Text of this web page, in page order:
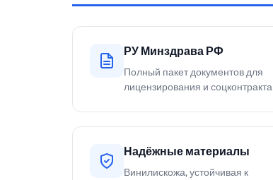
РУ Минздрава РФ
Полный пакет документов для
лицензирования и соцконтракта
Надёжные материалы
Винилискожа, устойчивая к